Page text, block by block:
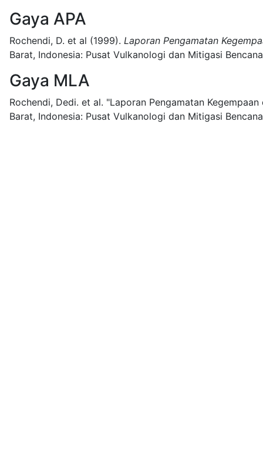
Gaya APA
Rochendi, D. et al (1999). Laporan Pengamatan
Barat, Indonesia: Pusat Vulkanologi dan Mitigasi
Gaya MLA
Rochendi, Dedi. et al. "Laporan Pengamatan
Barat, Indonesia: Pusat Vulkanologi dan Mitigasi